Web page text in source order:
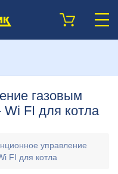
газовым
FI для котла
управление
FI для котла